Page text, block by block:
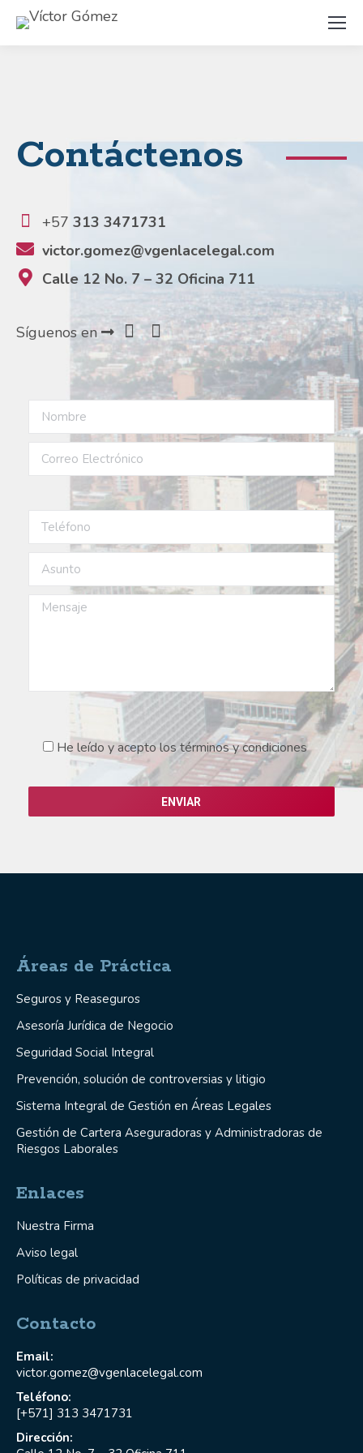
Contáctenos
+57 313 3471731
victor.gomez@vgenlacelegal.com
Calle 12 No. 7 – 32 Oficina 711
Síguenos en
He leído y acepto lostérminos y condiciones
Áreas de Práctica
Seguros y Reaseguros
Asesoría Jurídica de Negocio
Seguridad Social Integral
Prevención, solución de controversias y litigio
Sistema Integral de Gestión en Áreas Legales
Gestión de Cartera Aseguradoras y Administradoras de
Riesgos Laborales
Enlaces
Nuestra Firma
Aviso legal
Políticas de privacidad
Contacto
Email:
victor.gomez@vgenlacelegal.com
Teléfono:
[+571] 313 3471731
Dirección: